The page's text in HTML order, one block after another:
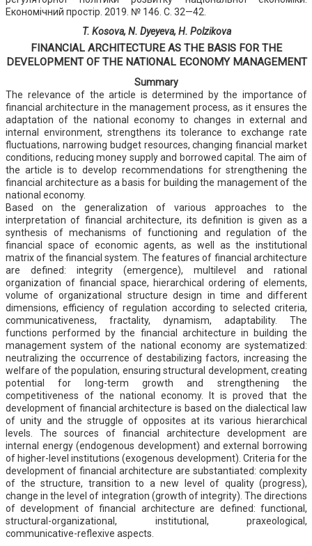
Економічний простір. 2019. № 146. С. 32—42.
T. Kosova, N. Dyeyeva, H. Polzikova
FINANCIAL ARCHITECTURE AS THE BASIS FOR THE
DEVELOPMENT OF THE NATIONAL ECONOMY MANAGEMENT
Summary
The relevance of the article is determined by the importance of
financial architecture in the management process, as it ensures the
adaptation of the national economy to changes in external and
internal environment, strengthens its tolerance to exchange rate
fluctuations, narrowing budget resources, changing financial market
conditions, reducing money supply and borrowed capital. The aim of
the article is to develop recommendations for strengthening the
financial architecture as a basis for building the management of the
national economy.
Based on the generalization of various approaches to the
interpretation of financial architecture, its definition is given as a
synthesis of mechanisms of functioning and regulation of the
financial space of economic agents, as well as the institutional
matrix of the financial system. The features of financial architecture
are defined: integrity (emergence), multilevel and rational
organization of financial space, hierarchical ordering of elements,
volume of organizational structure design in time and different
dimensions, efficiency of regulation according to selected criteria,
communicativeness, fractality, dynamism, adaptability. The
functions performed by the financial architecture in building the
management system of the national economy are systematized:
neutralizing the occurrence of destabilizing factors, increasing the
welfare of the population, ensuring structural development, creating
potential for long-term growth and strengthening the
competitiveness of the national economy. It is proved that the
development of financial architecture is based on the dialectical law
of unity and the struggle of opposites at its various hierarchical
levels. The sources of financial architecture development are
internal energy (endogenous development) and external borrowing
of higher-level institutions (exogenous development). Criteria for the
development of financial architecture are substantiated: complexity
of the structure, transition to a new level of quality (progress),
change in the level of integration (growth of integrity). The directions
of development of financial architecture are defined: functional,
structural-organizational, institutional, praxeological,
communicative-reflexive aspects.